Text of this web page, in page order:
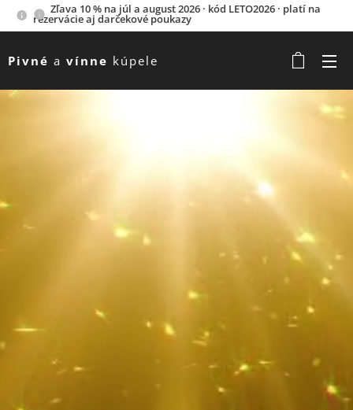
Zľava 10 % na júl a august 2026 · kód LETO2026 · platí na
rezervácie aj darčekové poukazy
Pivné a vínne kúpele